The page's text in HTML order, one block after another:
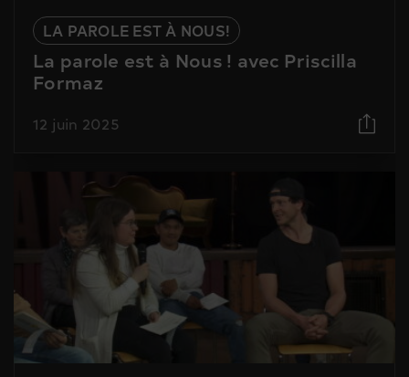
LA PAROLE EST À NOUS!
La parole est à Nous ! avec Priscilla
Formaz
12 juin 2025